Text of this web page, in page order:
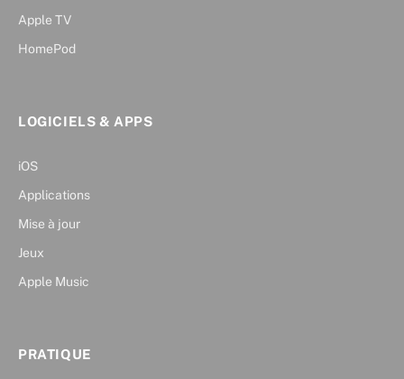
Apple TV
HomePod
LOGICIELS & APPS
iOS
Applications
Mise à jour
Jeux
Apple Music
PRATIQUE